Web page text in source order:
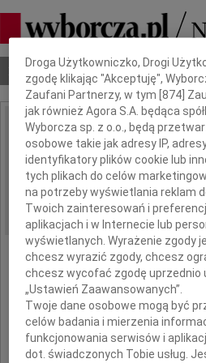
Nekrologi Odeszli Poradnik
IMIĘ I NAZWISKO:
REGION: Warszawa
DATA EMISJI: 07.08.2009
Z głębokim
Dbamy o Twoją prywatność
Droga Użytkowniczko, Drogi
zgodę klikając "Akceptuję",
Zaufani Partnerzy, w tym [874 ]
jak również Agora S.A. będąca
Wyborcza sp. z o.o., będą
osobowe takie jak adresy IP,
identyfikatory plików cookie lub
tych plikach do celów
na potrzeby wyświetlania reklam
Twoich zainteresowań i
aplikacjach i w Internecie lub
wyświetlanych. Wyrażenie zgody
chcesz wyrazić zgody, chcesz
chcesz wycofać zgodę uprzednio
„Ustawień Zaawansowanych”.
Twoje dane osobowe mogą być
celów badania i mierzenia
funkcjonowania serwisów i
dot. świadczonych Tobie usług.